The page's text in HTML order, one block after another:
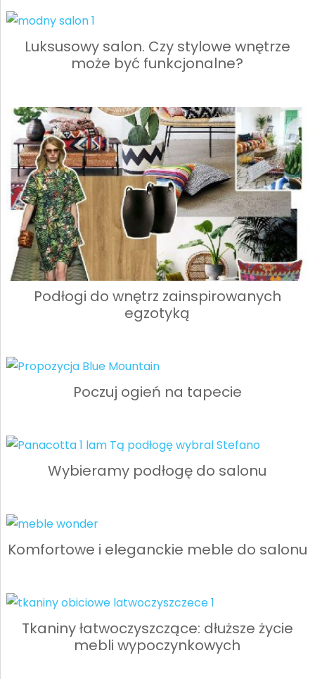
Luksusowy salon. Czy stylowe wnętrze
może być funkcjonalne?
Podłogi do wnętrz zainspirowanych
egzotyką
Poczuj ogień na tapecie
Wybieramy podłogę do salonu
Komfortowe i eleganckie meble do salonu
Tkaniny łatwoczyszczące: dłuższe życie
mebli wypoczynkowych